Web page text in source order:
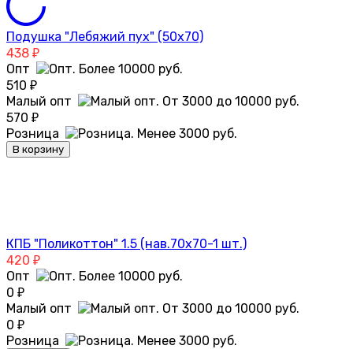
Подушка "Лебяжий пух" (50х70)
438 ₽
Опт
510 ₽
Малый опт
570 ₽
Розница
В корзину
КПБ "Поликоттон" 1.5 (нав.70х70-1 шт.)
420 ₽
Опт
0 ₽
Малый опт
0 ₽
Розница